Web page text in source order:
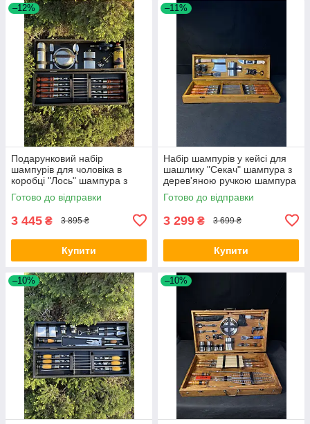
–12%
Подарунковий набір
шампурів для чоловіка в
коробці "Лось" шампура з
дерев'яною ручкою шампура
для шашлику
Готово до відправки
3 445 ₴ 3 895 ₴
Купити
–11%
Набір шампурів у кейсі для
шашлику "Секач" шампура з
дерев'яною ручкою шампура
на подарунок шашличний
набір
Готово до відправки
3 299 ₴ 3 699 ₴
Купити
–10% –10%